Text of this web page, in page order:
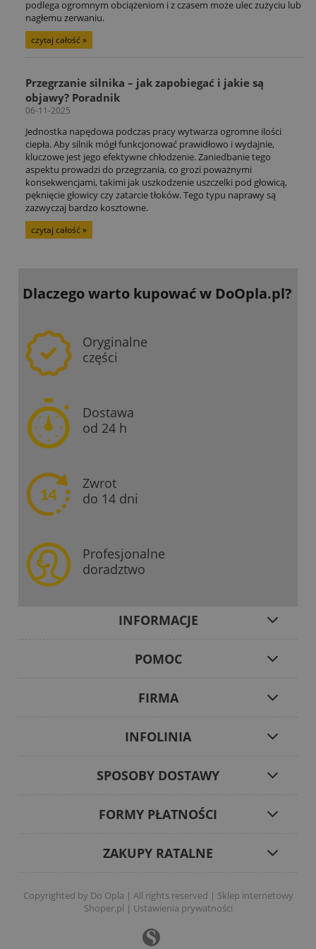
podlega ogromnym obciążeniom i z czasem może ulec zużyciu lub
nagłemu zerwaniu.
czytaj całość »
Przegrzanie silnika – jak zapobiegać i jakie są
objawy? Poradnik
06-11-2025
Jednostka napędowa podczas pracy wytwarza ogromne ilości
ciepła. Aby silnik mógł funkcjonować prawidłowo i wydajnie,
kluczowe jest jego efektywne chłodzenie. Zaniedbanie tego
aspektu prowadzi do przegrzania, co grozi poważnymi
konsekwencjami, takimi jak uszkodzenie uszczelki pod głowicą,
pęknięcie głowicy czy zatarcie tłoków. Tego typu naprawy są
zazwyczaj bardzo kosztowne.
czytaj całość »
Dlaczego warto kupowaćw DoOpla.pl?
Oryginalne
części
Dostawa
od 24 h
Zwrot
do 14 dni
Profesjonalne
doradztwo
INFORMACJE
POMOC
FIRMA
INFOLINIA
SPOSOBY DOSTAWY
FORMY PŁATNOŚCI
ZAKUPY RATALNE
Copyrighted by Do Opla | All rights reserved | Sklep internetowy
Shoper.pl | Ustawienia prywatności